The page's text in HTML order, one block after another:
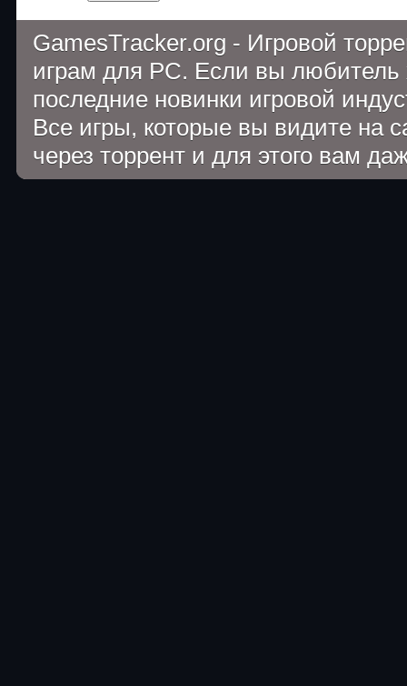
GamesTracker.org - Игровой
играм для PC. Если вы
последние новинки игровой
Все игры, которые вы видите на
через торрент и для этого вам